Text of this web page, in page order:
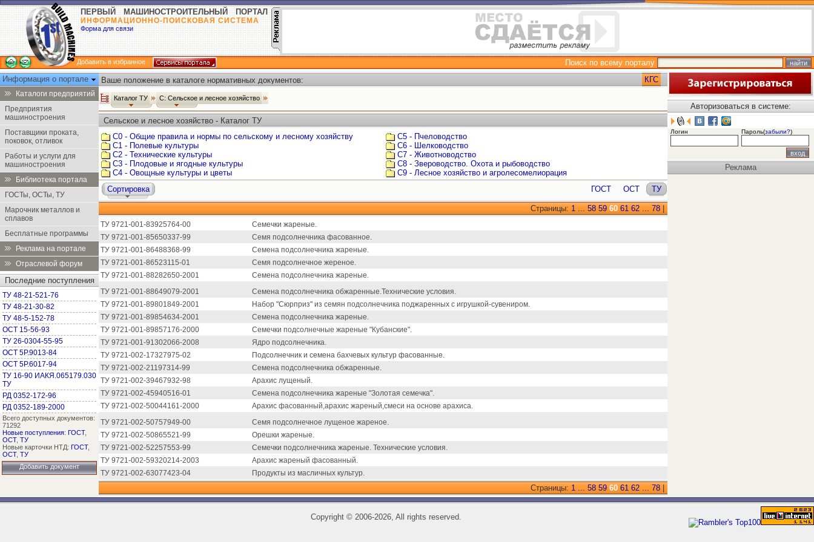
ПЕРВЫЙ МАШИНОСТРОИТЕЛЬНЫЙ ПОРТАЛ
ИНФОРМАЦИОННО-ПОИСКОВАЯ СИСТЕМА
Форма для связи
Добавить в избранное
Поиск по всему порталу
Информация о портале
Каталоги предприятий
Предприятия
машиностроения
Поставщики проката,
поковок, отливок
Работы и услуги для
машиностроения
Библиотека портала
ГОСТы, ОСТы, ТУ
Марочник металлов и
сплавов
Бесплатные программы
Реклама на портале
Отраслевой форум
Последние поступления
ТУ 48-21-521-76
ТУ 48-21-30-82
ТУ 48-5-152-78
ОСТ 15-56-93
ТУ 26-0304-55-95
ОСТ 5Р.9013-84
ОСТ 5Р.6017-94
ТУ 16-90 ИАКЯ.065179.030
ТУ
РД 0352-172-96
РД 0352-189-2000
Всего доступных документов:
71292
Новые поступления: ГОСТ,
ОСТ, ТУ
Новые карточки НТД: ГОСТ,
ОСТ, ТУ
Добавить документ
Ваше положение в каталоге нормативных документов: КГС
Каталог ТУ С: Сельское и лесное хозяйство
Сельское и лесное хозяйство - Каталог ТУ
С0 - Общие правила и нормы по сельскому и лесному хозяйству
С1 - Полевые культуры
С2 - Технические культуры
С3 - Плодовые и ягодные культуры
С4 - Овощные культуры и цветы
С5 - Пчеловодство
С6 - Шелководство
С7 - Животноводство
С8 - Звероводство. Охота и рыбоводство
С9 - Лесное хозяйство и агролесомелиорация
Сортировка
ГОСТ ОСТ ТУ
Страницы: 1 ... 58 59 60 61 62 ... 78
ТУ 9721-001-83925764-00
Семечки жареные.
ТУ 9721-001-85650337-99
Семя подсолнечника фасованное.
ТУ 9721-001-86488368-99
Семена подсолнечника жареные.
ТУ 9721-001-86523115-01
Семя подсолнечное жереное.
ТУ 9721-001-88282650-2001
Семена подсолнечника жареные.
ТУ 9721-001-88649079-2001
Семена подсолнечника обжаренные.Технические условия.
ТУ 9721-001-89801849-2001
Набор "Сюрприз" из семян подсолнечника поджаренных с игрушкой-сувениром.
ТУ 9721-001-89854634-2001
Семена подсолнечника жареные.
ТУ 9721-001-89857176-2000
Семечки подсолнечные жареные "Кубанские".
ТУ 9721-001-91302066-2008
Ядро подсолнечника.
ТУ 9721-002-17327975-02
Подсолнечник и семена бахчевых культур фасованные.
ТУ 9721-002-21197314-99
Семена подсолнечника обжаренные.
ТУ 9721-002-39467932-98
Арахис лущеный.
ТУ 9721-002-45940516-01
Семена подсолнечника жареные "Золотая семечка".
ТУ 9721-002-50044161-2000
Арахис фасованный,арахис жареный,смеси на основе арахиса.
ТУ 9721-002-50757949-00
Семя подсолнечное лущеное жареное.
ТУ 9721-002-50865521-99
Орешки жареные.
ТУ 9721-002-52257553-99
Семечки подсолнечника жареные. Технические условия.
ТУ 9721-002-59320214-2003
Арахис жареный фасованный.
ТУ 9721-002-63077423-04
Продукты из масличных культур.
Страницы: 1 ... 58 59 60 61 62 ... 78
Авторизоваться в системе:
Логин Пароль(забыли?)
Реклама
Copyright ©2006-2026, All rights reserved.